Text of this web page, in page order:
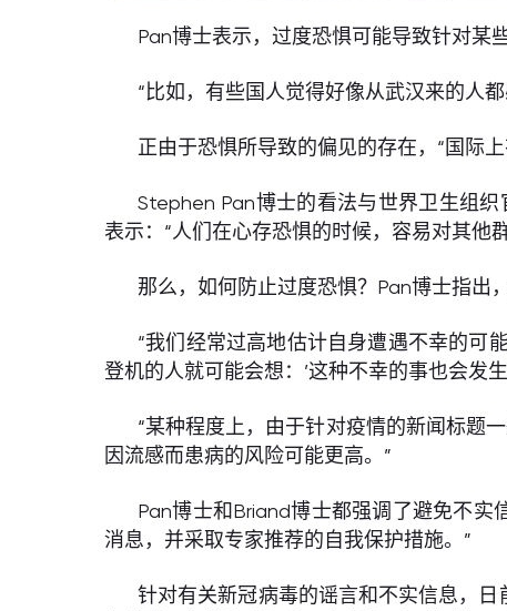
Pan博士表示，过度恐惧可能导致针对某
“比如，有些国人觉得好像从武汉来的人
正由于恐惧所导致的偏见的存在，“国际
Stephen Pan博士的看法与世界卫生组
表示：“人们在心存恐惧的时候，容易对其他
那么，如何防止过度恐惧？Pan博士指出
“我们经常过高地估计自身遭遇不幸的可
登机的人就可能会想：’这种不幸的事也会发
“某种程度上，由于针对疫情的新闻标题
因流感而患病的风险可能更高。”
Pan博士和Briand博士都强调了避免不实
消息，并采取专家推荐的自我保护措施。”
针对有关新冠病毒的谣言和不实信息，